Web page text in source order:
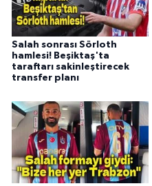
Salah sonrası Sörloth
hamlesi! Beşiktaş'ta
taraftarı sakinleştirecek
transfer planı